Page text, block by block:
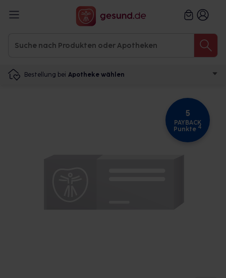
Bestellung bei Apotheke wählen
5
PAYBACK
Punkte 4